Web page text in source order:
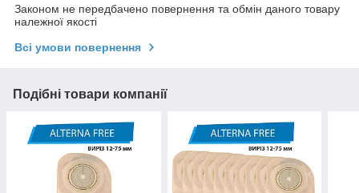
Законом не передбачено повернення та обмін даного товару
належної якості
Всі умови повернення
Подібні товари компанії